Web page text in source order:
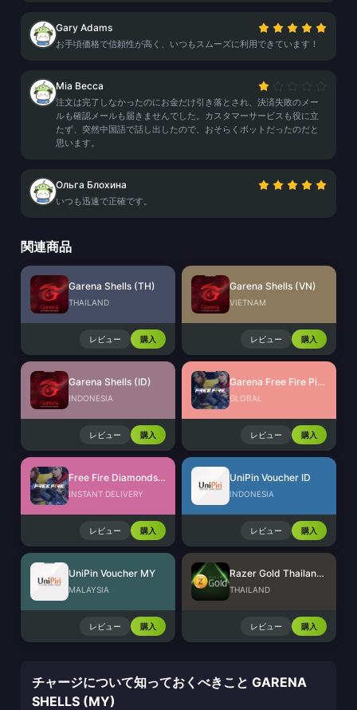
Gary Adams
お手頃価格で信頼性が高く、いつもスムーズに利用できています！
Mia Becca
注文は完了しなかったのにお金だけ引き落とされ、決済失敗のメー
ルも確認メールも届きませんでした。カスタマーサービスも役に立
たず、突然中国語で話し出したので、おそらくボットだったのだと
思います。
Ольга Блохина
いつも迅速で正確です。
関連商品
Garena Shells (TH)
THAILAND
レビュー 購入
Garena Shells (VN)
VIETNAM
レビュー 購入
Garena Shells (ID)
INDONESIA
レビュー 購入
Garena Free Fire Pins Global
GLOBAL
レビュー 購入
Free Fire Diamonds EU + TR
INSTANT DELIVERY
レビュー 購入
UniPin Voucher ID
INDONESIA
レビュー 購入
UniPin Voucher MY
MALAYSIA
レビュー 購入
Razer Gold Thailand (THB)
THAILAND
レビュー 購入
チャージについて知っておくべきこと GARENA
SHELLS (MY)